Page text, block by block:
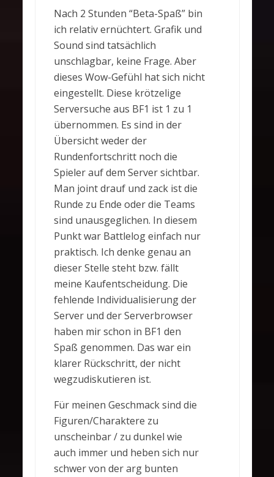
Nach 2 Stunden “Beta-Spaß” bin
ich relativ ernüchtert. Grafik und
Sound sind tatsächlich
unschlagbar, keine Frage. Aber
dieses Wow-Gefühl hat sich nicht
eingestellt. Diese krötzelige
Serversuche aus BF1 ist 1 zu 1
übernommen. Es sind in der
Übersicht weder der
Rundenfortschritt noch die
Spieler auf dem Server sichtbar.
Man joint drauf und zack ist die
Runde zu Ende oder die Teams
sind unausgeglichen. In diesem
Punkt war Battlelog einfach nur
praktisch. Ich denke genau an
dieser Stelle steht bzw. fällt
meine Kaufentscheidung. Die
fehlende Individualisierung der
Server und der Serverbrowser
haben mir schon in BF1 den
Spaß genommen. Das war ein
klarer Rückschritt, der nicht
wegzudiskutieren ist.
Für meinen Geschmack sind die
Figuren/Charaktere zu
unscheinbar / zu dunkel wie
auch immer und heben sich nur
schwer von der arg bunten